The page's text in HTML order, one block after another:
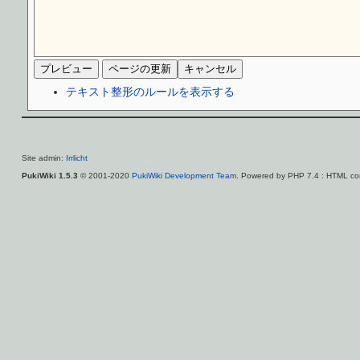
テキスト整形のルールを表示する
Site admin: Irrlicht
PukiWiki 1.5.3 © 2001-2020 PukiWiki Development Team. Powered by PHP 7.4 : HTML